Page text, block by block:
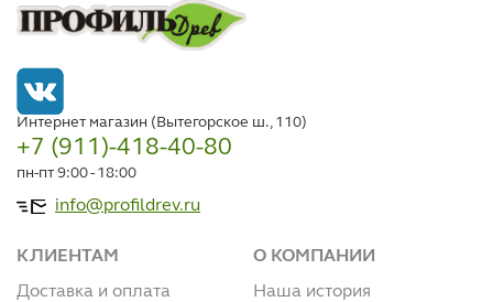
Интернет магазин (Вытегорское ш., 110)
+7 (911)-418-40-80
пн-пт 9:00 - 18:00
info@profildrev.ru
КЛИЕНТАМ
Доставка и оплата
О КОМПАНИИ
Наша история